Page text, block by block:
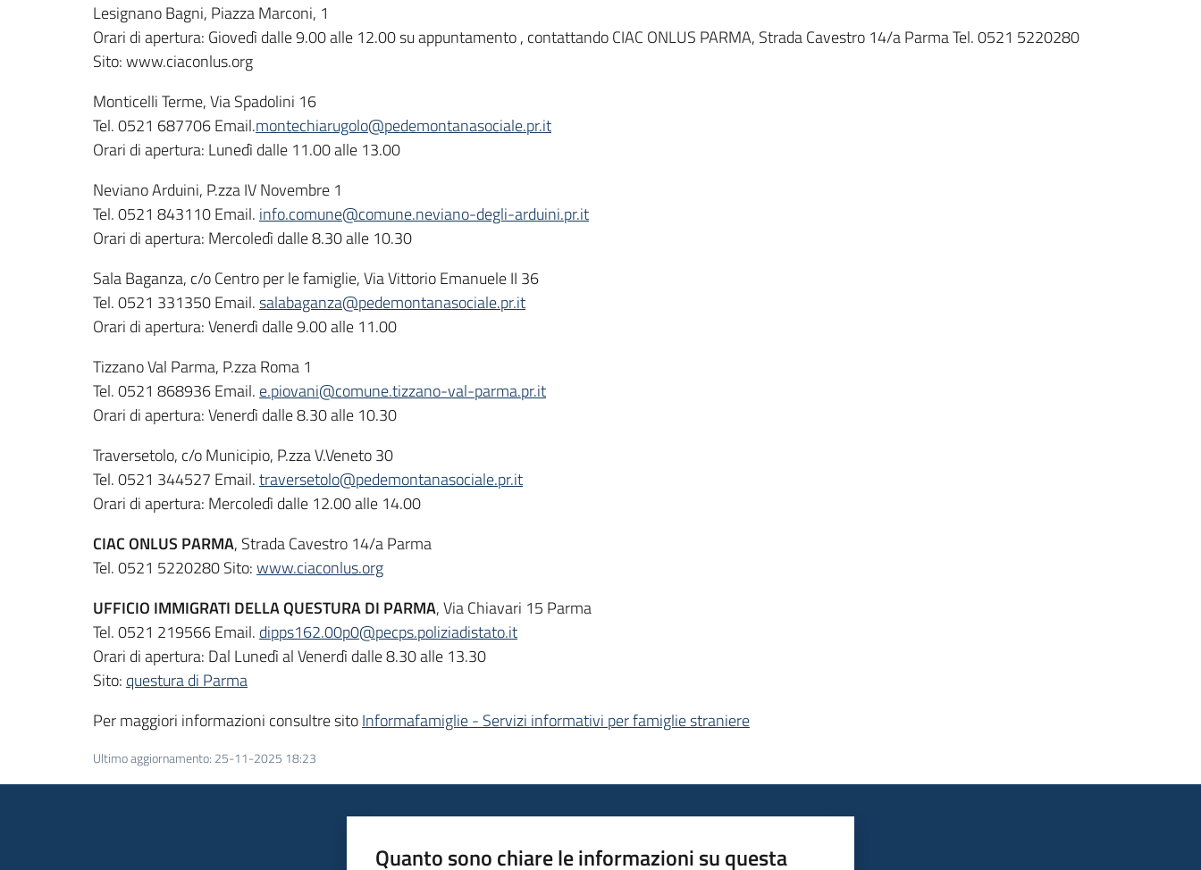
Lesignano Bagni, Piazza Marconi, 1
Orari di apertura: Giovedì dalle 9.00 alle 12.00 su appuntamento , contattando CIAC ONLUS PARMA, Strada Cavestro 14/a Parma Tel. 0521 5220280
Sito: www.ciaconlus.org
Monticelli Terme, Via Spadolini 16
Tel. 0521 687706 Email.montechiarugolo@pedemontanasociale.pr.it
Orari di apertura: Lunedì dalle 11.00 alle 13.00
Neviano Arduini, P.zza IV Novembre 1
Tel. 0521 843110 Email. info.comune@comune.neviano-degli-arduini.pr.it
Orari di apertura: Mercoledì dalle 8.30 alle 10.30
Sala Baganza, c/o Centro per le famiglie, Via Vittorio Emanuele II 36
Tel. 0521 331350 Email.salabaganza@pedemontanasociale.pr.it
Orari di apertura: Venerdì dalle 9.00 alle 11.00
Tizzano Val Parma, P.zza Roma 1
Tel. 0521 868936 Email. e.piovani@comune.tizzano-val-parma.pr.it
Orari di apertura: Venerdì dalle 8.30 alle 10.30
Traversetolo, c/o Municipio, P.zza V.Veneto 30
Tel. 0521 344527 Email.traversetolo@pedemontanasociale.pr.it
Orari di apertura: Mercoledì dalle 12.00 alle 14.00
CIAC ONLUS PARMA, Strada Cavestro 14/a Parma
Tel. 0521 5220280 Sito:www.ciaconlus.org
UFFICIO IMMIGRATI DELLA QUESTURA DI PARMA, Via Chiavari 15 Parma
Tel. 0521 219566 Email. dipps162.00p0@pecps.poliziadistato.it
Orari di apertura: Dal Lunedì al Venerdì dalle 8.30 alle 13.30
Sito: questura di Parma
Per maggiori informazioni consultre sitoInformafamiglie - Servizi informativi per famiglie straniere
Ultimo aggiornamento: 25-11-2025 18:23
Quanto sono chiare le informazioni su questa